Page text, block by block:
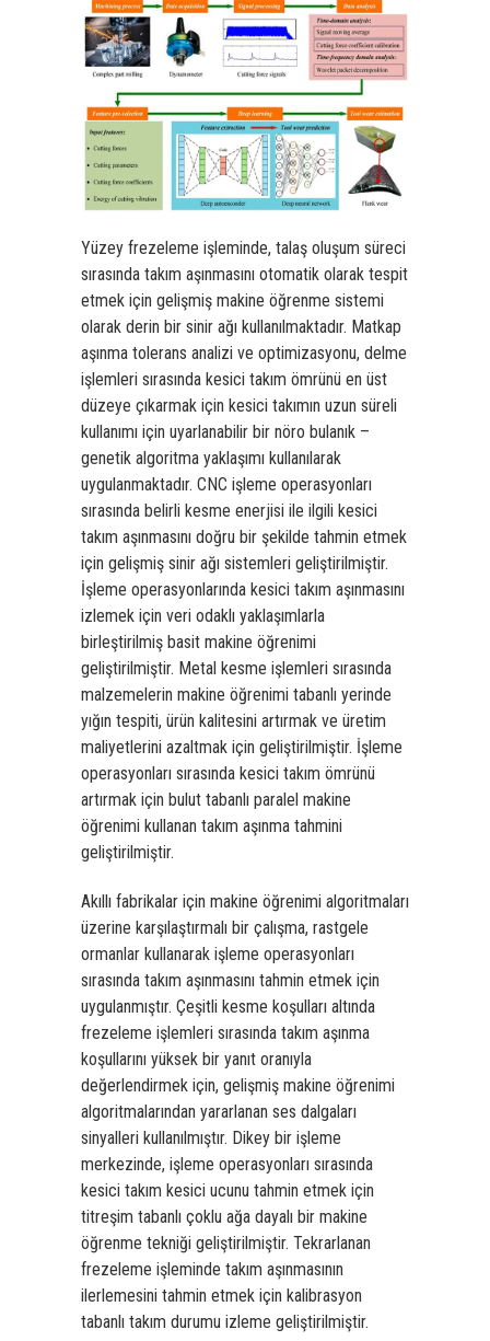
Yüzey frezeleme işleminde, talaş oluşum süreci
sırasında takım aşınmasını otomatik olarak tespit
etmek için gelişmiş makine öğrenme sistemi
olarak derin bir sinir ağı kullanılmaktadır. Matkap
aşınma tolerans analizi ve optimizasyonu, delme
işlemleri sırasında kesici takım ömrünü en üst
düzeye çıkarmak için kesici takımın uzun süreli
kullanımı için uyarlanabilir bir nöro bulanık –
genetik algoritma yaklaşımı kullanılarak
uygulanmaktadır. CNC işleme operasyonları
sırasında belirli kesme enerjisi ile ilgili kesici
takım aşınmasını doğru bir şekilde tahmin etmek
için gelişmiş sinir ağı sistemleri geliştirilmiştir.
İşleme operasyonlarında kesici takım aşınmasını
izlemek için veri odaklı yaklaşımlarla
birleştirilmiş basit makine öğrenimi
geliştirilmiştir. Metal kesme işlemleri sırasında
malzemelerin makine öğrenimi tabanlı yerinde
yığın tespiti, ürün kalitesini artırmak ve üretim
maliyetlerini azaltmak için geliştirilmiştir. İşleme
operasyonları sırasında kesici takım ömrünü
artırmak için bulut tabanlı paralel makine
öğrenimi kullanan takım aşınma tahmini
geliştirilmiştir.
Akıllı fabrikalar için makine öğrenimi algoritmaları
üzerine karşılaştırmalı bir çalışma, rastgele
ormanlar kullanarak işleme operasyonları
sırasında takım aşınmasını tahmin etmek için
uygulanmıştır. Çeşitli kesme koşulları altında
frezeleme işlemleri sırasında takım aşınma
koşullarını yüksek bir yanıt oranıyla
değerlendirmek için, gelişmiş makine öğrenimi
algoritmalarından yararlanan ses dalgaları
sinyalleri kullanılmıştır. Dikey bir işleme
merkezinde, işleme operasyonları sırasında
kesici takım kesici ucunu tahmin etmek için
titreşim tabanlı çoklu ağa dayalı bir makine
öğrenme tekniği geliştirilmiştir. Tekrarlanan
frezeleme işleminde takım aşınmasının
ilerlemesini tahmin etmek için kalibrasyon
tabanlı takım durumu izleme geliştirilmiştir.